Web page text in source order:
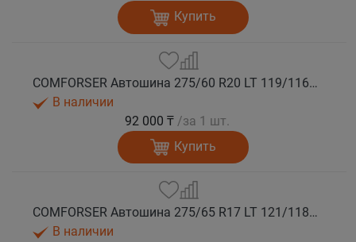
Купить
COMFORSER Автошина 275/60 R20 LT 119/116S CF1100 8PR RWL лето
В наличии
92 000 ₸ /за 1 шт.
Купить
COMFORSER Автошина 275/65 R17 LT 121/118S CF1100 10PR RWL лето
В наличии